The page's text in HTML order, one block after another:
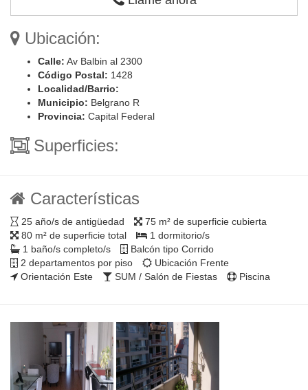
Ubicación:
Calle: Av Balbin al 2300
Código Postal: 1428
Localidad/Barrio:
Municipio: Belgrano R
Provincia: Capital Federal
Superficies:
Características
25 año/s de antigüedad
75 m² de superficie cubierta
80 m² de superficie total
1 dormitorio/s
1 baño/s completo/s
Balcón tipo Corrido
2 departamentos por piso
Ubicación Frente
Orientación Este
SUM / Salón de Fiestas Piscina